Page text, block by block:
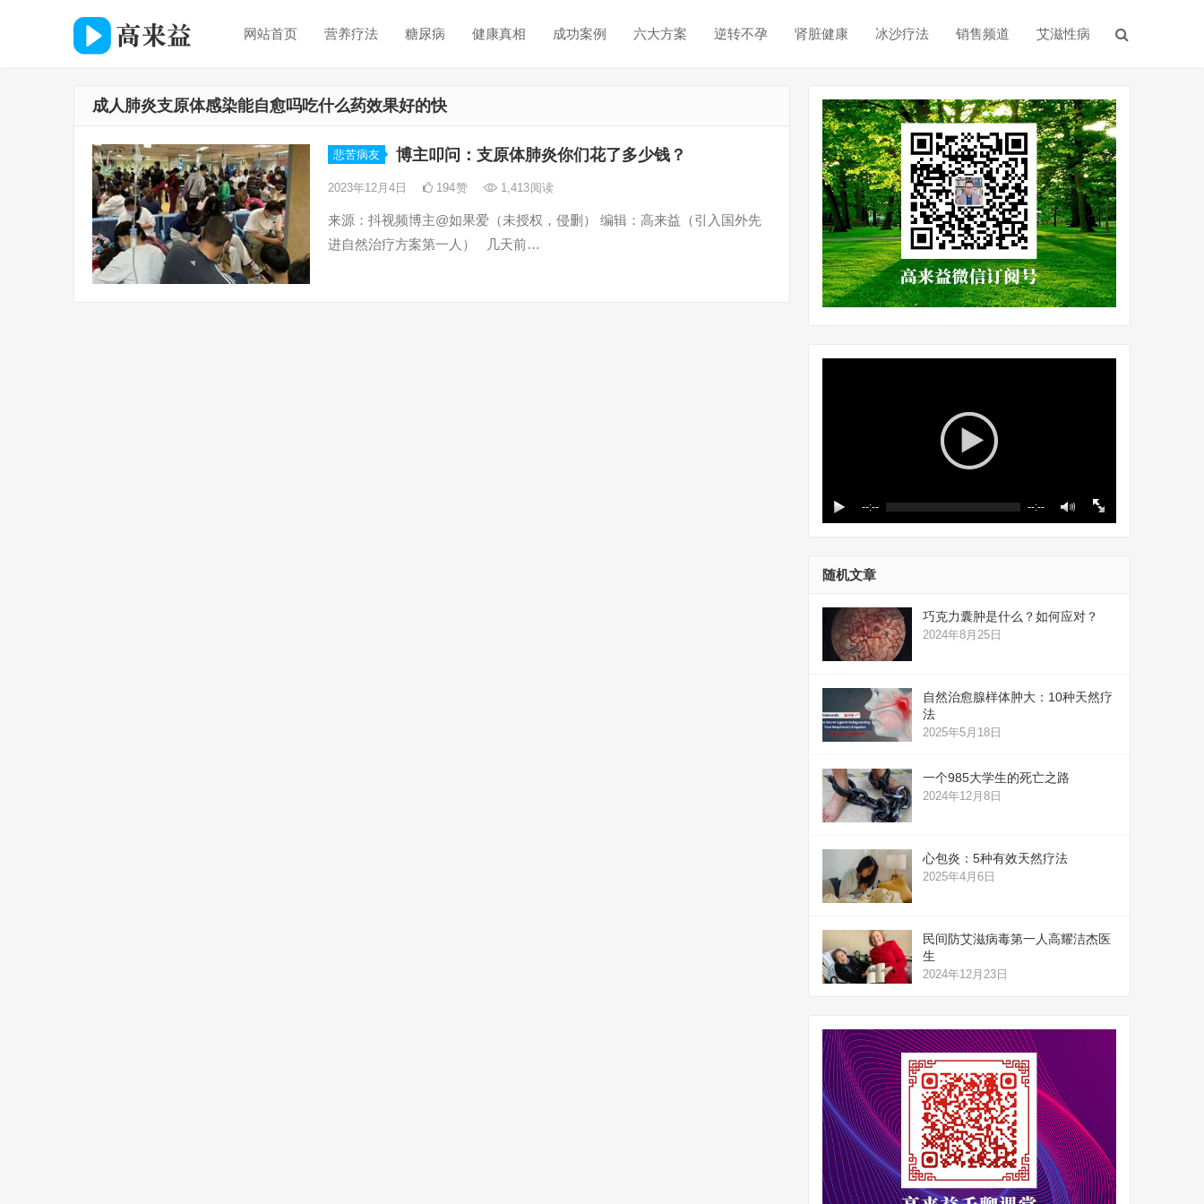
网站首页 营养疗法 糖尿病 健康真相 成功案例 六大方案 逆转不孕 肾脏健康 冰沙疗法 销售频道 艾滋性病
成人肺炎支原体感染能自愈吗吃什么药效果好的快
悲苦病友 博主叩问：支原体肺炎你们花了多少钱？
2023年12月4日 194赞 1,413阅读
来源：抖视频博主@如果爱（未授权，侵删） 编辑：高来益（引入国外先
进自然治疗方案第一人） 几天前…
--:-- --:--
随机文章
巧克力囊肿是什么？如何应对？
2024年8月25日
自然治愈腺样体肿大：10种天然疗
法
2025年5月18日
一个985大学生的死亡之路
2024年12月8日
心包炎：5种有效天然疗法
2025年4月6日
民间防艾滋病毒第一人高耀洁杰医
生
2024年12月23日